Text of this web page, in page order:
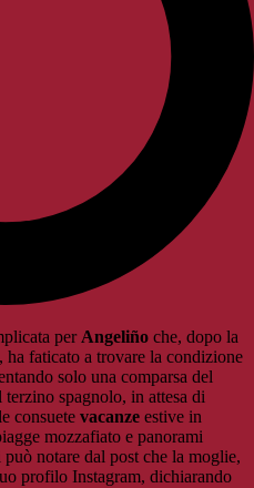
perAngeliño che, dopo la
faticato a trovare la condizione
solo una comparsa del
spagnolo, in attesa di
consuete vacanze estive in
mozzafiato e panorami
può notare dal post che la moglie,
profilo Instagram, dichiarando